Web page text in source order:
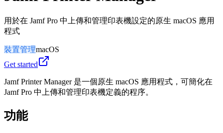
用於在 Jamf Pro 中上傳和管理印表機設定的原生 macOS 應用
程式
裝置管理macOS
Get started
Jamf Printer Manager 是一個原生 macOS 應用程式，可簡化在
Jamf Pro 中上傳和管理印表機定義的程序。
功能